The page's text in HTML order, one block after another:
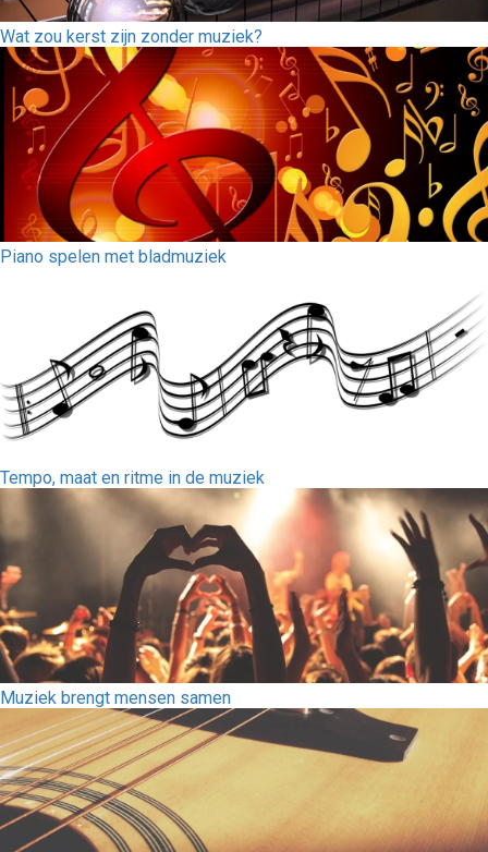
Wat zou kerst zijn zonder muziek?
Piano spelen met bladmuziek
Tempo, maat en ritme in de muziek
Muziek brengt mensen samen